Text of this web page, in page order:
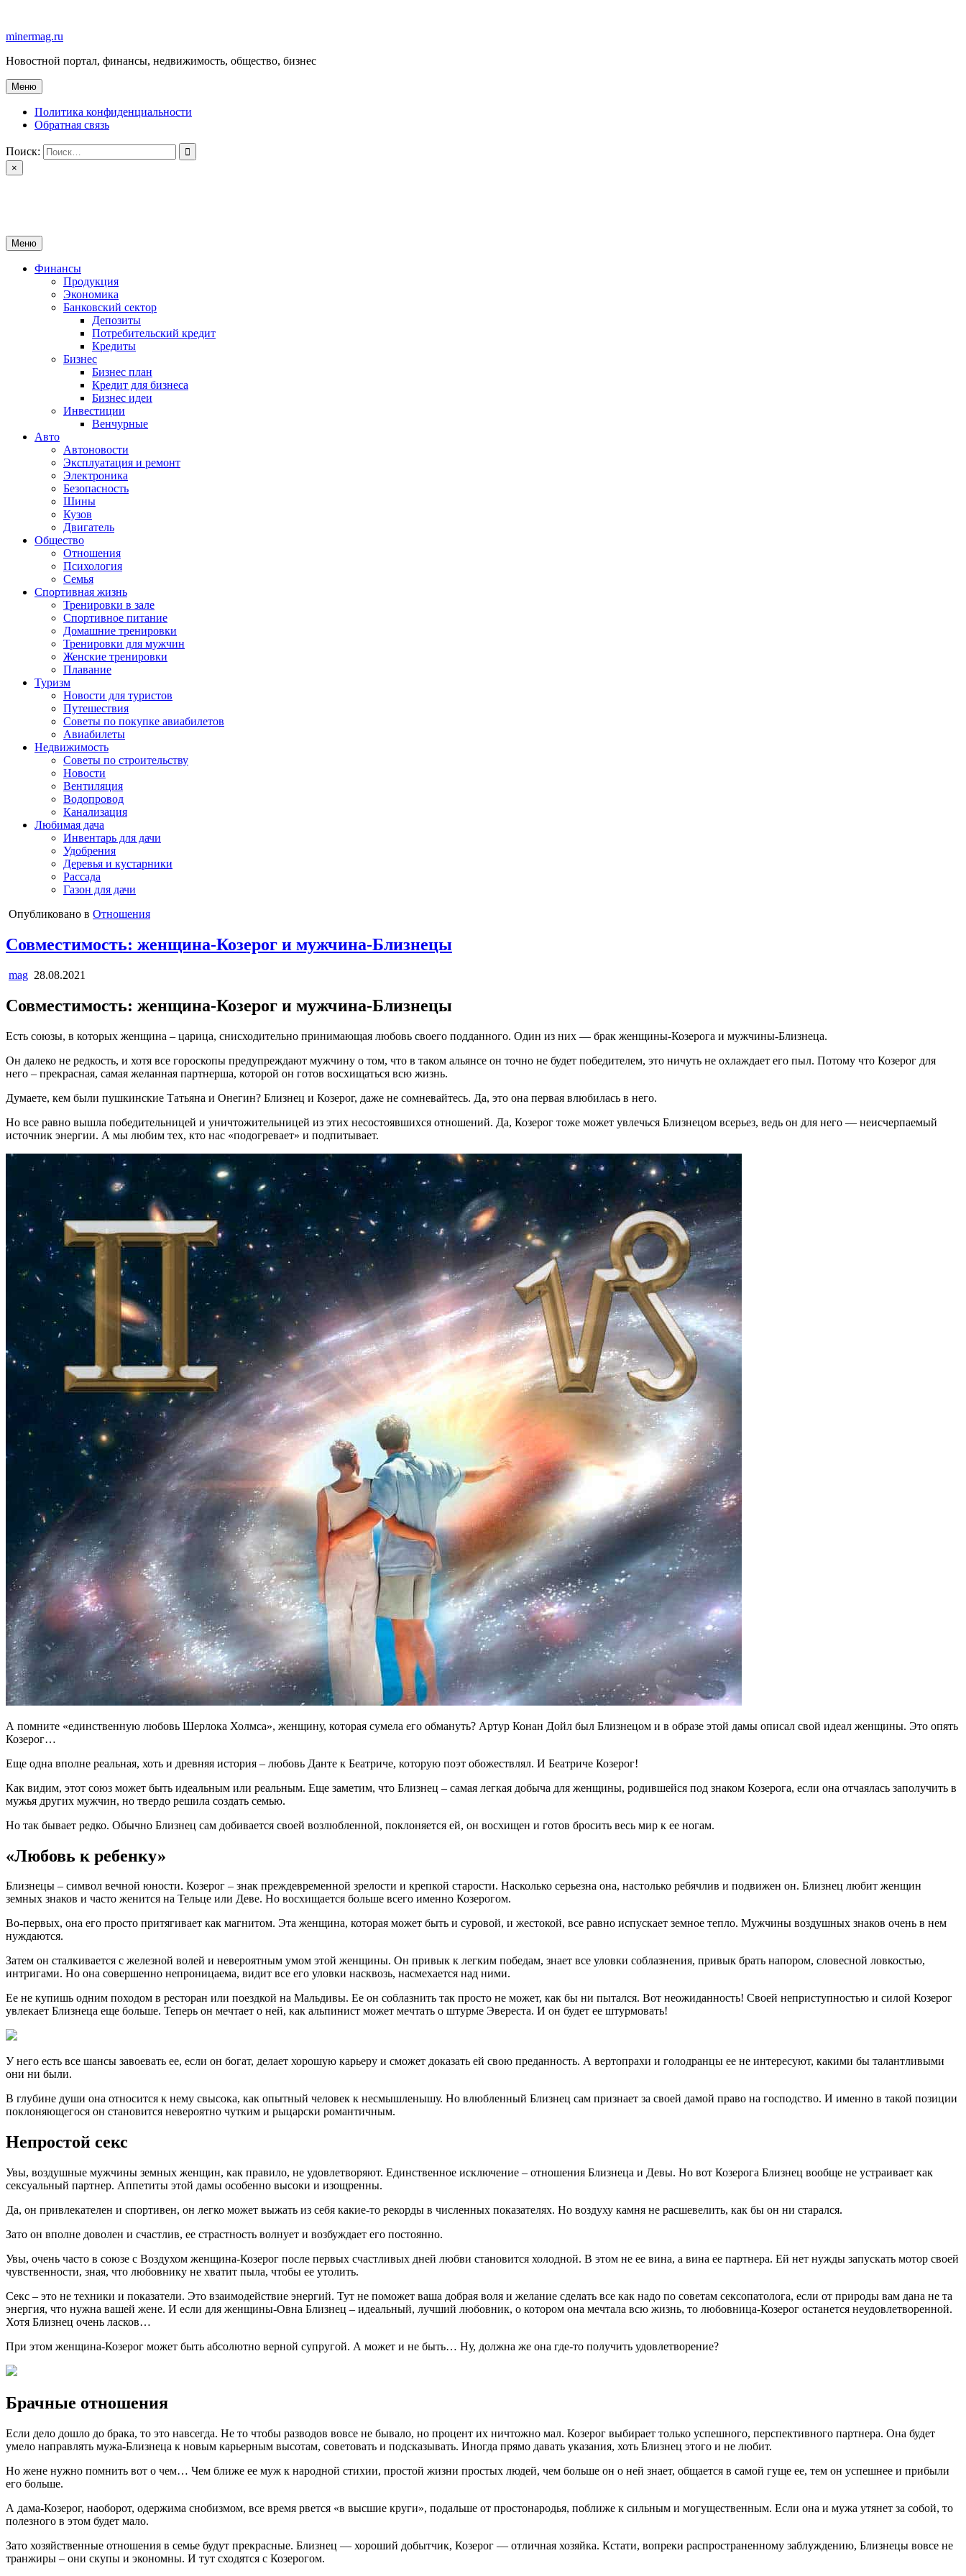
содержимому
minermag.ru
Новостной портал, финансы, недвижимость, общество, бизнес
Меню
Политика конфиденциальности
Обратная связь
Поиск:
×
Меню
Финансы
Продукция
Экономика
Банковский сектор
Депозиты
Потребительский кредит
Кредиты
Бизнес
Бизнес план
Кредит для бизнеса
Бизнес идеи
Инвестиции
Венчурные
Авто
Автоновости
Эксплуатация и ремонт
Электроника
Безопасность
Шины
Кузов
Двигатель
Общество
Отношения
Психология
Семья
Спортивная жизнь
Тренировки в зале
Спортивное питание
Домашние тренировки
Тренировки для мужчин
Женские тренировки
Плавание
Туризм
Новости для туристов
Путешествия
Советы по покупке авиабилетов
Авиабилеты
Недвижимость
Советы по строительству
Новости
Вентиляция
Водопровод
Канализация
Любимая дача
Инвентарь для дачи
Удобрения
Деревья и кустарники
Рассада
Газон для дачи
Опубликовано в Отношения
Совместимость: женщина-Козерог и мужчина-Близнецы
mag 28.08.2021
Совместимость: женщина-Козерог и мужчина-Близнецы
Есть союзы, в которых женщина – царица, снисходительно принимающая любовь своего подданного. Один из них — брак женщины-Козерога и мужчины-Близнеца.
Он далеко не редкость, и хотя все гороскопы предупреждают мужчину о том, что в таком альянсе он точно не будет победителем, это ничуть не охлаждает его пыл. Потому что Козерог для
него – прекрасная, самая желанная партнерша, которой он готов восхищаться всю жизнь.
Думаете, кем были пушкинские Татьяна и Онегин? Близнец и Козерог, даже не сомневайтесь. Да, это она первая влюбилась в него.
Но все равно вышла победительницей и уничтожительницей из этих несостоявшихся отношений. Да, Козерог тоже может увлечься Близнецом всерьез, ведь он для него — неисчерпаемый
источник энергии. А мы любим тех, кто нас «подогревает» и подпитывает.
А помните «единственную любовь Шерлока Холмса», женщину, которая сумела его обмануть? Артур Конан Дойл был Близнецом и в образе этой дамы описал свой идеал женщины. Это опять
Козерог…
Еще одна вполне реальная, хоть и древняя история – любовь Данте к Беатриче, которую поэт обожествлял. И Беатриче Козерог!
Как видим, этот союз может быть идеальным или реальным. Еще заметим, что Близнец – самая легкая добыча для женщины, родившейся под знаком Козерога, если она отчаялась заполучить в
мужья других мужчин, но твердо решила создать семью.
Но так бывает редко. Обычно Близнец сам добивается своей возлюбленной, поклоняется ей, он восхищен и готов бросить весь мир к ее ногам.
«Любовь к ребенку»
Близнецы – символ вечной юности. Козерог – знак преждевременной зрелости и крепкой старости. Насколько серьезна она, настолько ребячлив и подвижен он. Близнец любит женщин
земных знаков и часто женится на Тельце или Деве. Но восхищается больше всего именно Козерогом.
Во-первых, она его просто притягивает как магнитом. Эта женщина, которая может быть и суровой, и жестокой, все равно испускает земное тепло. Мужчины воздушных знаков очень в нем
нуждаются.
Затем он сталкивается с железной волей и невероятным умом этой женщины. Он привык к легким победам, знает все уловки соблазнения, привык брать напором, словесной ловкостью,
интригами. Но она совершенно непроницаема, видит все его уловки насквозь, насмехается над ними.
Ее не купишь одним походом в ресторан или поездкой на Мальдивы. Ее он соблазнить так просто не может, как бы ни пытался. Вот неожиданность! Своей неприступностью и силой Козерог
увлекает Близнеца еще больше. Теперь он мечтает о ней, как альпинист может мечтать о штурме Эвереста. И он будет ее штурмовать!
У него есть все шансы завоевать ее, если он богат, делает хорошую карьеру и сможет доказать ей свою преданность. А вертопрахи и голодранцы ее не интересуют, какими бы талантливыми
они ни были.
В глубине души она относится к нему свысока, как опытный человек к несмышленышу. Но влюбленный Близнец сам признает за своей дамой право на господство. И именно в такой позиции
поклоняющегося он становится невероятно чутким и рыцарски романтичным.
Непростой секс
Увы, воздушные мужчины земных женщин, как правило, не удовлетворяют. Единственное исключение – отношения Близнеца и Девы. Но вот Козерога Близнец вообще не устраивает как
сексуальный партнер. Аппетиты этой дамы особенно высоки и изощренны.
Да, он привлекателен и спортивен, он легко может выжать из себя какие-то рекорды в численных показателях. Но воздуху камня не расшевелить, как бы он ни старался.
Зато он вполне доволен и счастлив, ее страстность волнует и возбуждает его постоянно.
Увы, очень часто в союзе с Воздухом женщина-Козерог после первых счастливых дней любви становится холодной. В этом не ее вина, а вина ее партнера. Ей нет нужды запускать мотор своей
чувственности, зная, что любовнику не хватит пыла, чтобы ее утолить.
Секс – это не техники и показатели. Это взаимодействие энергий. Тут не поможет ваша добрая воля и желание сделать все как надо по советам сексопатолога, если от природы вам дана не та
энергия, что нужна вашей жене. И если для женщины-Овна Близнец – идеальный, лучший любовник, о котором она мечтала всю жизнь, то любовница-Козерог останется неудовлетворенной.
Хотя Близнец очень ласков…
При этом женщина-Козерог может быть абсолютно верной супругой. А может и не быть… Ну, должна же она где-то получить удовлетворение?
Брачные отношения
Если дело дошло до брака, то это навсегда. Не то чтобы разводов вовсе не бывало, но процент их ничтожно мал. Козерог выбирает только успешного, перспективного партнера. Она будет
умело направлять мужа-Близнеца к новым карьерным высотам, советовать и подсказывать. Иногда прямо давать указания, хоть Близнец этого и не любит.
Но жене нужно помнить вот о чем… Чем ближе ее муж к народной стихии, простой жизни простых людей, чем больше он о ней знает, общается в самой гуще ее, тем он успешнее и прибыли
его больше.
А дама-Козерог, наоборот, одержима снобизмом, все время рвется «в высшие круги», подальше от простонародья, поближе к сильным и могущественным. Если она и мужа утянет за собой, то
полезного в этом будет мало.
Зато хозяйственные отношения в семье будут прекрасные. Близнец — хороший добытчик, Козерог — отличная хозяйка. Кстати, вопреки распространенному заблуждению, Близнецы вовсе не
транжиры – они скупы и экономны. И тут сходятся с Козерогом.